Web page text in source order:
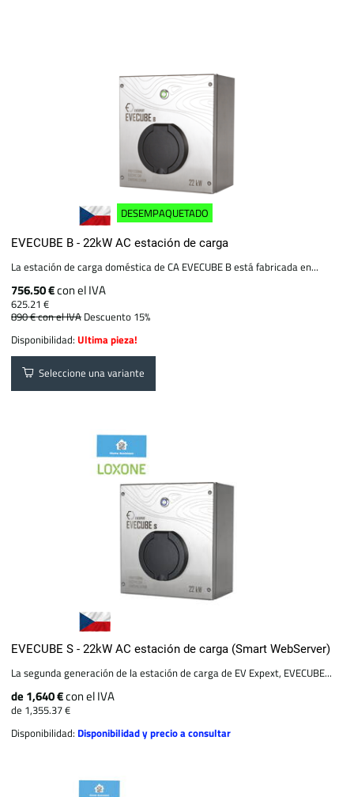
DESEMPAQUETADO
EVECUBE B - 22kW AC estación de carga
La estación de carga doméstica de CA EVECUBE B está fabricada en...
756.50 €con el IVA
625.21 €
890 €con el IVA Descuento 15%
Disponibilidad:Ultima pieza!
Seleccione una variante
EVECUBE S - 22kW AC estación de carga (Smart WebServer)
La segunda generación de la estación de carga de EV Expext, EVECUBE...
de 1,640 €con el IVA
de 1,355.37 €
Disponibilidad: Disponibilidad y precio a consultar